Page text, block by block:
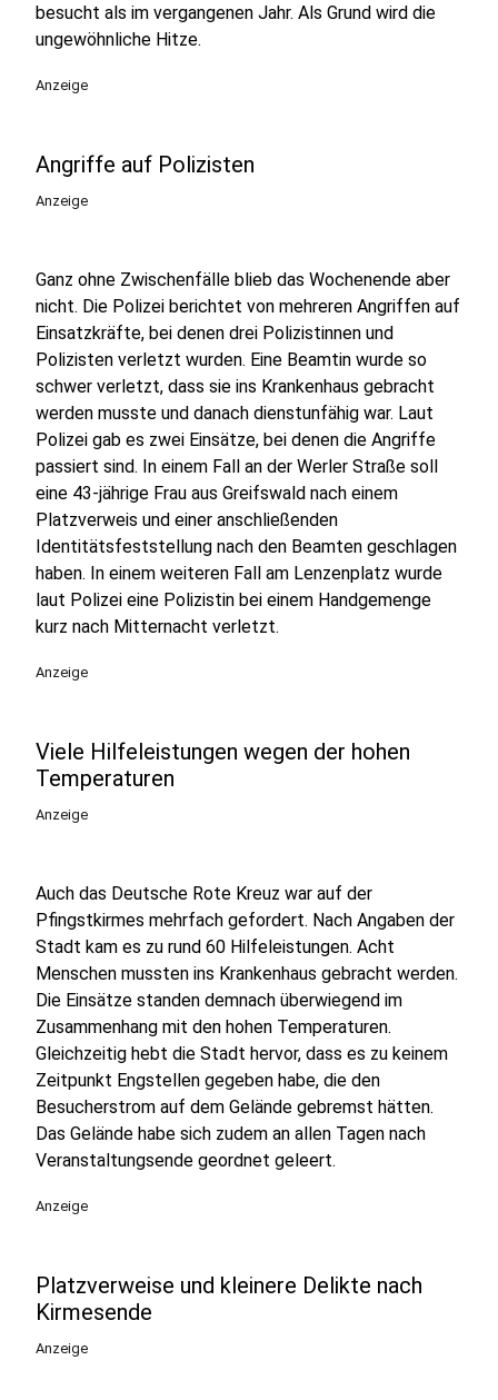
besucht als im vergangenen Jahr. Als Grund wird die
ungewöhnliche Hitze.
Anzeige
Angriffe auf Polizisten
Anzeige
Ganz ohne Zwischenfälle blieb das Wochenende aber
nicht. Die Polizei berichtet von mehreren Angriffen auf
Einsatzkräfte, bei denen drei Polizistinnen und
Polizisten verletzt wurden. Eine Beamtin wurde so
schwer verletzt, dass sie ins Krankenhaus gebracht
werden musste und danach dienstunfähig war. Laut
Polizei gab es zwei Einsätze, bei denen die Angriffe
passiert sind. In einem Fall an der Werler Straße soll
eine 43-jährige Frau aus Greifswald nach einem
Platzverweis und einer anschließenden
Identitätsfeststellung nach den Beamten geschlagen
haben. In einem weiteren Fall am Lenzenplatz wurde
laut Polizei eine Polizistin bei einem Handgemenge
kurz nach Mitternacht verletzt.
Anzeige
Viele Hilfeleistungen wegen der hohen
Temperaturen
Anzeige
Auch das Deutsche Rote Kreuz war auf der
Pfingstkirmes mehrfach gefordert. Nach Angaben der
Stadt kam es zu rund 60 Hilfeleistungen. Acht
Menschen mussten ins Krankenhaus gebracht werden.
Die Einsätze standen demnach überwiegend im
Zusammenhang mit den hohen Temperaturen.
Gleichzeitig hebt die Stadt hervor, dass es zu keinem
Zeitpunkt Engstellen gegeben habe, die den
Besucherstrom auf dem Gelände gebremst hätten.
Das Gelände habe sich zudem an allen Tagen nach
Veranstaltungsende geordnet geleert.
Anzeige
Platzverweise und kleinere Delikte nach
Kirmesende
Anzeige